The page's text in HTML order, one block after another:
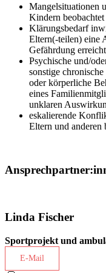
Mangelsituationen
Kindern
Klärungsbedarf
Eltern(-teilen) eine
Gefährdung
Psychische und/
sonstige
oder körperliche
eines
unklaren
eskalierende
Eltern und anderen
Linda Fischer
Sportprojekt und
E-Mail